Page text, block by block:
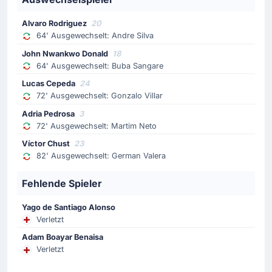
Die gastgeber wechseln Gonzalo Villar aus und bringen
Lucas Cepeda.
64'
Spielerwechsel
Buba Sangare
John Nwankwo Donald
Elche CFs Coach Eder Sarabia Armesto nimmt Buba
Sangare vom Platz und bringt John Nwankwo Donald.
Der zweite Wechsel.
Spielerwechsel
Alvaro Rodriguez
Elche CFs erster Wechsel: Andre Silva geht, Alvaro
Rodriguez kommt.
Gelbe Karte
Alvaro Rodriguez 20
64' Ausgewechselt: Andre Silva
John Nwankwo Donald 18
64' Ausgewechselt: Buba Sangare
Lucas Cepeda 24
72' Ausgewechselt: Gonzalo Villar
Adria Pedrosa 3
72' Ausgewechselt: Martim Neto
Víctor Chust 23
82' Ausgewechselt: German Valera
Fehlende Spieler
Yago de Santiago Alonso
Verletzt
Adam Boayar Benaisa
Verletzt